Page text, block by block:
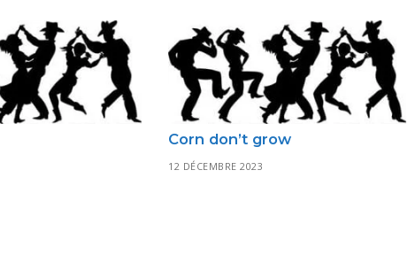
Corn don’t grow
12 DÉCEMBRE 2023